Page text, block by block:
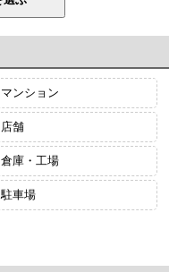
マンション
店舗
倉庫・工場
駐車場